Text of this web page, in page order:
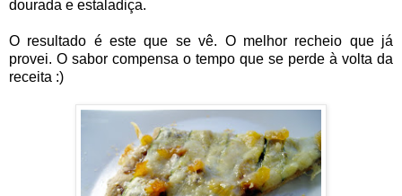
dourada e estaladiça.
O resultado é este que se vê. O melhor recheio que já
provei. O sabor compensa o tempo que se perde à volta da
receita :)